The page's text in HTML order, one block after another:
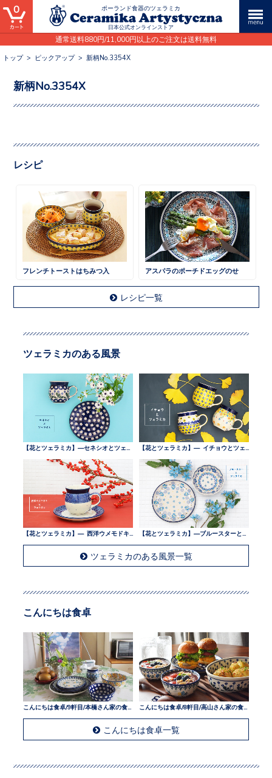
ポーランド食器のツェラミカ
日本公式オンラインストア
通常送料880円/11,000円以上のご注文は送料無料
0
トップ> ピックアップ> 新柄No.3354X
新柄No.3354X
レシピ
フレンチトーストはちみつ入 アスパラのポーチドエッグのせ
レシピ一覧
ツェラミカのある風景
ツェラミカのある風景一覧
こんにちは食卓
こんにちは食卓/9軒目/本橋さん家の食卓
こんにちは食卓一覧